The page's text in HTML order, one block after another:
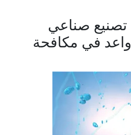
صناعي
في مكافحة